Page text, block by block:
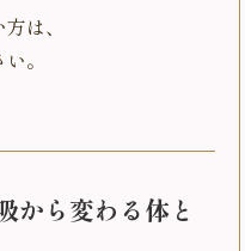
は、
。
から変わる体と